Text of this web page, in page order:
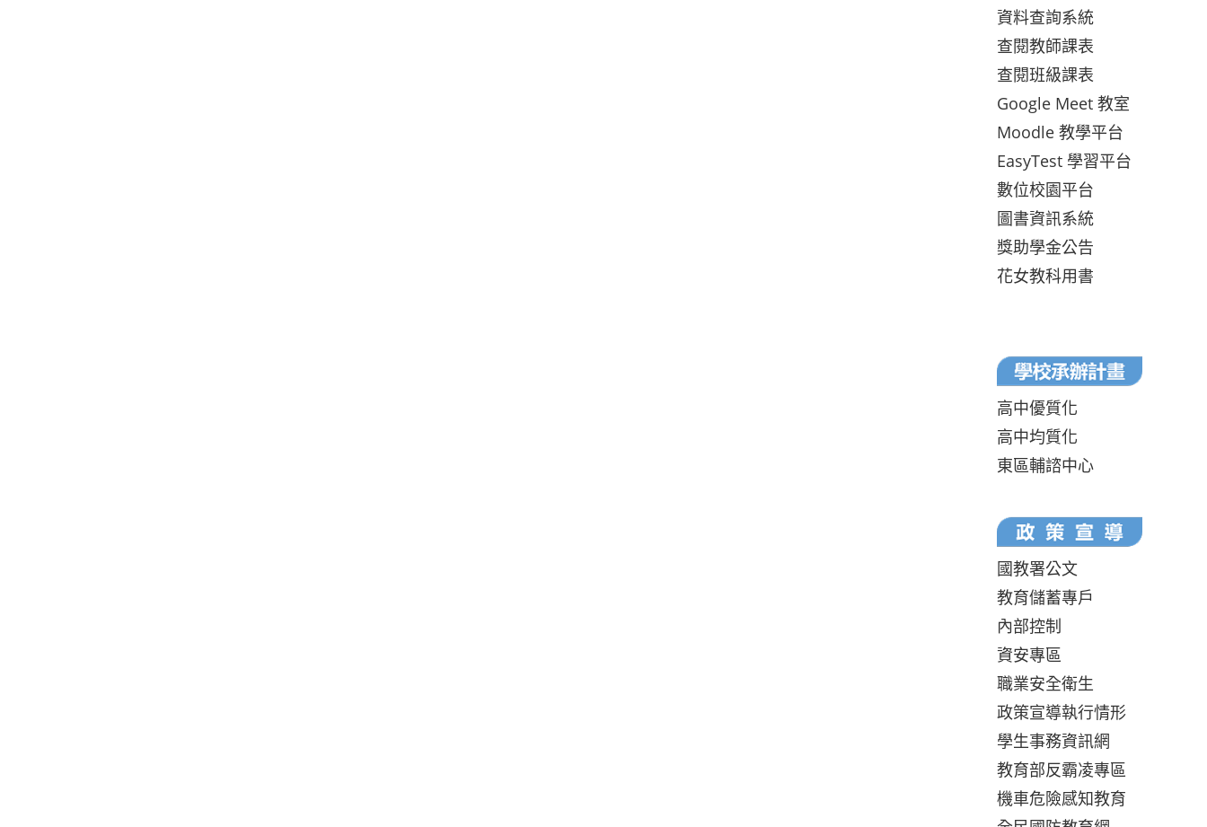
資料查詢系統
查閱教師課表
查閱班級課表
Google Meet 教室
Moodle 教學平台
EasyTest 學習平台
數位校園平台
圖書資訊系統
獎助學金公告
花女教科用書
高中優質化
高中均質化
東區輔諮中心
國教署公文
教育儲蓄專戶
內部控制
資安專區
職業安全衛生
政策宣導執行情形
學生事務資訊網
教育部反霸凌專區
機車危險感知教育